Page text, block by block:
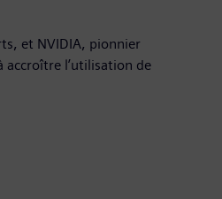
et NVIDIA, pionnier
accroître l’utilisation de